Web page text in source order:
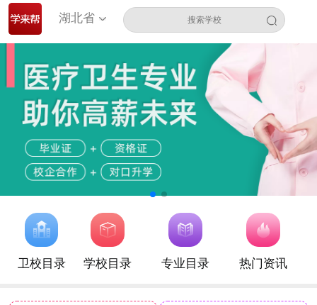
湖北省
卫校目录 学校目录 专业目录 热门资讯